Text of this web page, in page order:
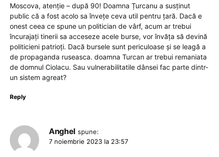
Moscova, atenție – după 90! Doamna Țurcanu a susținut
public că a fost acolo sa învețe ceva util pentru țară. Dacă e
onest ceea ce spune un politician de vârf, acum ar trebui
încurajați tinerii sa acceseze acele burse, vor învăța să devină
politicieni patrioți. Dacă bursele sunt periculoase și se leagă a
de propaganda ruseasca. doamna Turcan ar trebui remaniata
de domnul Ciolacu. Sau vulnerabilitatile dânsei fac parte dintr-
un sistem agreat?
Reply
Anghel spune:
7 noiembrie 2023 la 23:57